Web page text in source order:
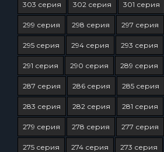
303 серия 302 серия 301 серия
299 серия 298 серия 297 серия
295 серия 294 серия 293 серия
291 серия 290 серия 289 серия
287 серия 286 серия 285 серия
283 серия 282 серия 281 серия
279 серия 278 серия 277 серия
275 серия 274 серия 273 серия